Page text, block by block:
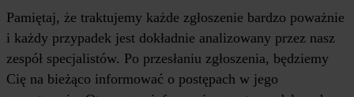
Pamiętaj, że traktujemy każde zgłoszenie bardzo poważnie
i każdy przypadek jest dokładnie analizowany przez nasz
zespół specjalistów. Po przesłaniu zgłoszenia, będziemy
Cię na bieżąco informować o postępach w jego